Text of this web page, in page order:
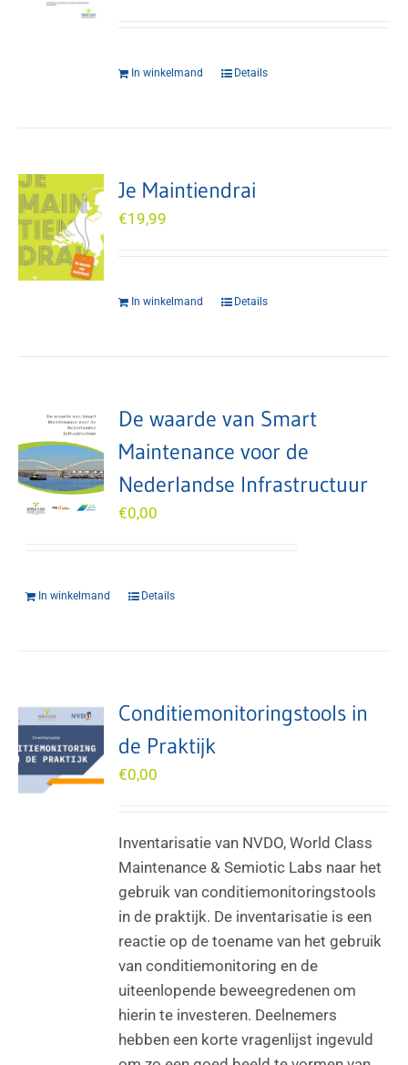
In winkelmand Details
Je Maintiendrai
€19,99
In winkelmand Details
De waarde van Smart
Maintenance voor de
Nederlandse Infrastructuur
€0,00
In winkelmand Details
Conditiemonitoringstools in
de Praktijk
€0,00
Inventarisatie van NVDO, World Class
Maintenance & Semiotic Labs naar het
gebruik van conditiemonitoringstools
in de praktijk. De inventarisatie is een
reactie op de toename van het gebruik
van conditiemonitoring en de
uiteenlopende beweegredenen om
hierin te investeren. Deelnemers
hebben een korte vragenlijst ingevuld